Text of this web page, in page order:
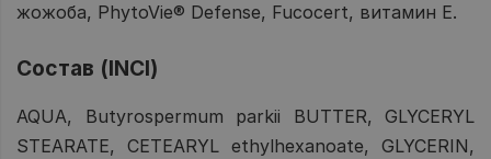
жожоба, PhytoVie® Defense, Fucocert, витамин E.
Состав (INCI)
AQUA, Butyrospermum parkii BUTTER, GLYCERYL
STEARATE, CETEARYL ethylhexanoate, GLYCERIN,